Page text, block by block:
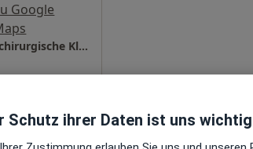
Google
Universitätsklinikum Bochum Neurochirurgische Klinik
Heute Morgen
Schutz ihrer Daten ist uns wichtig